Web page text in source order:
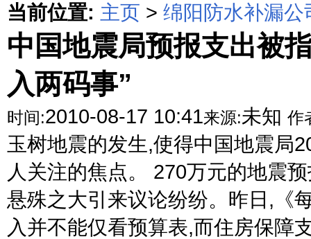
当前位置: 主页 > 绵阳防水补漏公
中国地震局预报支出被
入两码事”
时间:2010-08-17 10:41来源:未知 作
玉树地震的发生,使得中国地震局
人关注的焦点。 270万元的地震
悬殊之大引来议论纷纷。昨日,《
入并不能仅看预算表,而住房保障